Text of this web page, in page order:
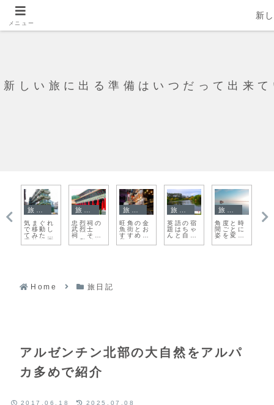
新しい旅に出る準備はいつだって出来
気まぐれ
で移動し
てみたら
素敵な宿
に出会え
忠烈祠の
武烈士
祠 そし
て私がし
たこ
旺角の金
魚街とお
すすめ食
堂
英語の宿
題はちゃ
んと自分
角度と時
間ごとに
姿を変え
るウユニ
塩湖の鏡
嘘
Home 旅日記
アルゼンチン北部の大自然をアルパ
カ多めで紹介
2017.06.18 2025.07.08
メニュー
新